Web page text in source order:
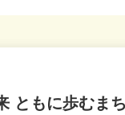
ともに歩むま